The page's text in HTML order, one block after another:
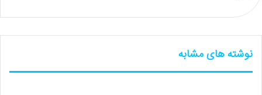
نوشته های مشابه